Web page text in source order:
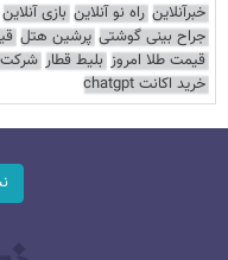
خبرآنلاین راه نو آنلاین بازی آنلاین
جراح بینی گوشتی پرشین هتل
قیمت طلا امروز بلیط قطار شرکت
خرید اکانت chatgpt